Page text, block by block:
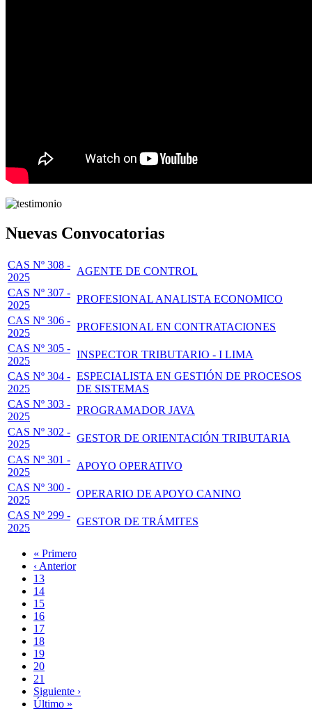
Nuevas Convocatorias
CAS Nº 308 -
2025
AGENTE DE CONTROL
CAS Nº 307 -
2025
PROFESIONAL ANALISTA ECONOMICO
CAS Nº 306 -
2025
PROFESIONAL EN CONTRATACIONES
CAS Nº 305 -
2025
INSPECTOR TRIBUTARIO - I LIMA
CAS Nº 304 -
2025
ESPECIALISTA EN GESTIÓN DE PROCESOS
DE SISTEMAS
CAS Nº 303 -
2025
PROGRAMADOR JAVA
CAS Nº 302 -
2025
GESTOR DE ORIENTACIÓN TRIBUTARIA
CAS Nº 301 -
2025
APOYO OPERATIVO
CAS Nº 300 -
2025
OPERARIO DE APOYO CANINO
CAS Nº 299 -
2025
GESTOR DE TRÁMITES
Paginación
Primera
página
« Primero
Página
anterior
‹ Anterior
Page
13
Page
14
Page
15
Page
16
Página
actual
17
Page
18
Page
19
Page
20
Page
21
Siguiente
página
Siguiente ›
Última
Último »